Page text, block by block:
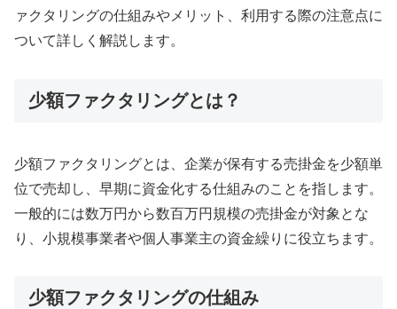
ァクタリングの仕組みやメリット、利用する際の注意点に
ついて詳しく解説します。
少額ファクタリングとは？
少額ファクタリングとは、企業が保有する売掛金を少額単
位で売却し、早期に資金化する仕組みのことを指します。
一般的には数万円から数百万円規模の売掛金が対象とな
り、小規模事業者や個人事業主の資金繰りに役立ちます。
少額ファクタリングの仕組み